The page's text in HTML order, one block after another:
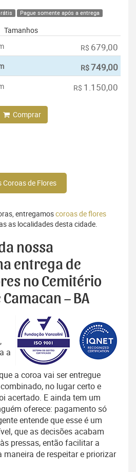
Pague somente após a entrega
Tamanhos
R$ 679,00
R$749,00
R$ 1.150,00
Comprar
Coroas de Flores
entregamoscoroas de flores
as localidades desta cidade.
nossa
entrega de
no Cemitério
– BA
,
a
a coroa vai ser entregue
no lugar certo e
acertado. E ainda tem um
oferece: pagamento só
entende que esse é um
que as decisões acabam
pressas, então facilitar a
de respeitar e priorizar